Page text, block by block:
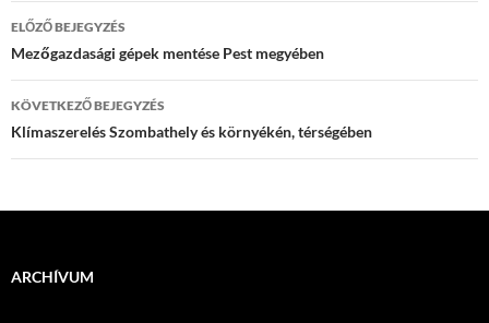
Bejegyzések
navigációja
ELŐZŐ BEJEGYZÉS
Mezőgazdasági gépek mentése Pest megyében
KÖVETKEZŐ BEJEGYZÉS
Klímaszerelés Szombathely és környékén, térségében
ARCHÍVUM